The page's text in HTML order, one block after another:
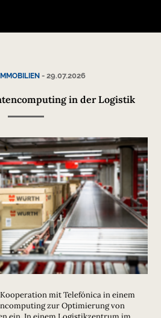
- 29.07.2026
in der Logistik
mit Telefónica in einem
zur Optimierung von
ein. In einem Logistikzentrum im